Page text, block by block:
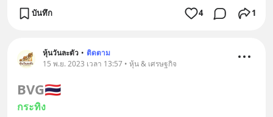
บันทึก 4 1
หุ้นวันละตัว • ติดตาม
15 พ.ย. 2023 เวลา 13:57 • หุ้น & เศรษฐกิจ
BVG🇹🇭
กระทิง